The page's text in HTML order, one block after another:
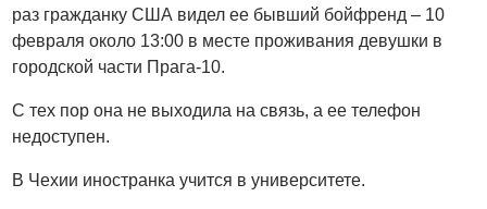
раз гражданку США видел ее бывший бойфренд – 10
февраля около 13:00 в месте проживания девушки в
городской части Прага-10.
С тех пор она не выходила на связь, а ее телефон
недоступен.
В Чехии иностранка учится в университете.